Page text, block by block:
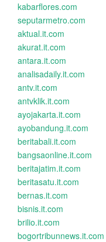
kabarflores.com
seputarmetro.com
aktual.it.com
akurat.it.com
antara.it.com
analisadaily.it.com
antv.it.com
antvklik.it.com
ayojakarta.it.com
ayobandung.it.com
beritabali.it.com
bangsaonline.it.com
beritajatim.it.com
beritasatu.it.com
bernas.it.com
bisnis.it.com
brilio.it.com
bogortribunnews.it.com